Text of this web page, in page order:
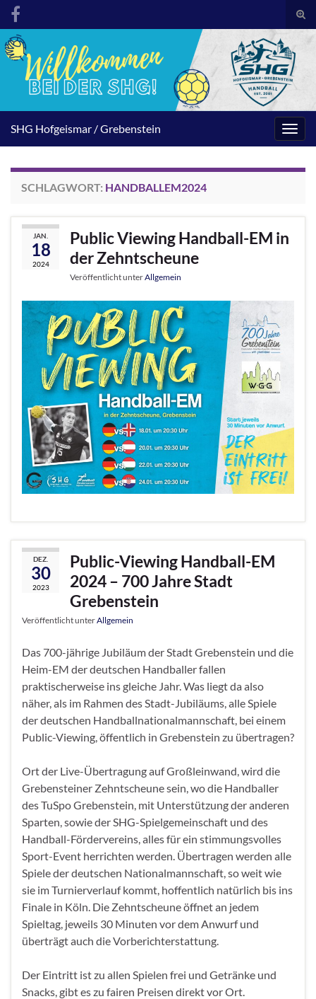
SHG Hofgeismar / Grebenstein
SCHLAGWORT: HANDBALLEM2024
JAN.
18
2024
Public Viewing Handball-EM in
der Zehntscheune
Veröffentlicht unterAllgemein
DEZ.
30
2023
Public-Viewing Handball-EM
2024 – 700 Jahre Stadt
Grebenstein
Veröffentlicht unterAllgemein
Das 700-jährige Jubiläum der Stadt Grebenstein und die
Heim-EM der deutschen Handballer fallen
praktischerweise ins gleiche Jahr. Was liegt da also
näher, als im Rahmen des Stadt-Jubiläums, alle Spiele
der deutschen Handballnationalmannschaft, bei einem
Public-Viewing, öffentlich in Grebenstein zu übertragen?
Ort der Live-Übertragung auf Großleinwand, wird die
Grebensteiner Zehntscheune sein, wo die Handballer
des TuSpo Grebenstein, mit Unterstützung der anderen
Sparten, sowie der SHG-Spielgemeinschaft und des
Handball-Fördervereins, alles für ein stimmungsvolles
Sport-Event herrichten werden. Übertragen werden alle
Spiele der deutschen Nationalmannschaft, so weit wie
sie im Turnierverlauf kommt, hoffentlich natürlich bis ins
Finale in Köln. Die Zehntscheune öffnet an jedem
Spieltag, jeweils 30 Minuten vor dem Anwurf und
überträgt auch die Vorberichterstattung.
Der Eintritt ist zu allen Spielen frei und Getränke und
Snacks, gibt es zu fairen Preisen direkt vor Ort.